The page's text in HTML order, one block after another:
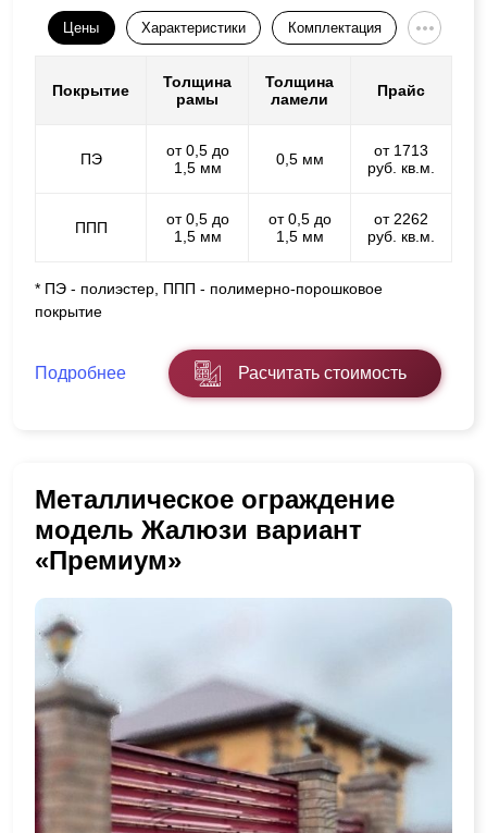
Цены Характеристики Комплектация
Покрытие
Толщина
рамы
Толщина
ламели
Прайс
ПЭ
от 0,5 до
1,5 мм
0,5 мм
от 1713
руб. кв.м.
ППП
от 0,5 до
1,5 мм
от 0,5 до
1,5 мм
от 2262
руб. кв.м.
* ПЭ - полиэстер, ППП - полимерно-порошковое
покрытие
Подробнее Расчитать стоимость
Металлическое ограждение
модель Жалюзи вариант
«Премиум»